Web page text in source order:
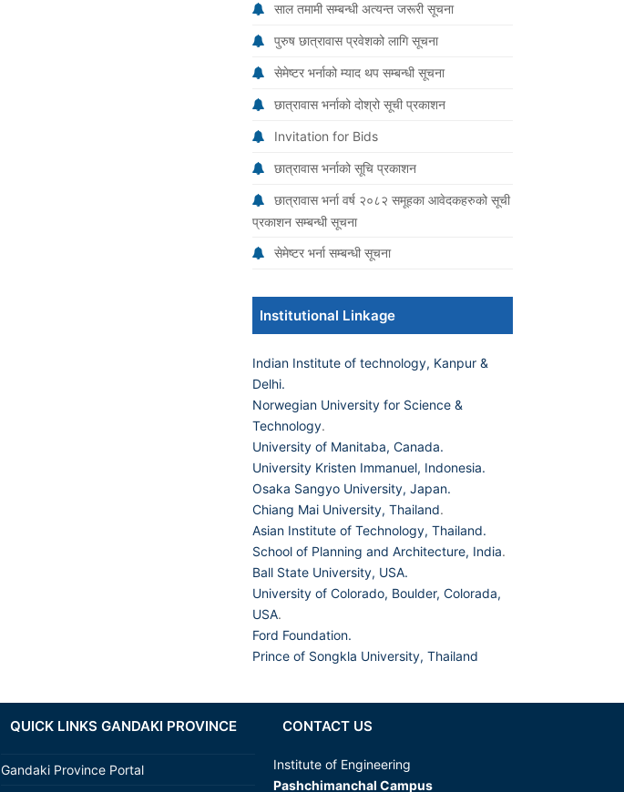
साल तमामी सम्बन्धी अत्यन्त जरूरी सूचना
पुरुष छात्रावास प्रवेशको लागि सूचना
सेमेष्टर भर्नाको म्याद थप सम्बन्धी सूचना
छात्रावास भर्नाको दोश्रो सूची प्रकाशन
Invitation for Bids
छात्रावास भर्नाको सूचि प्रकाशन
छात्रावास भर्ना वर्ष २०८२ समूहका आवेदकहरुको सूची
प्रकाशन सम्बन्धी सूचना
सेमेष्टर भर्ना सम्बन्धी सूचना
Institutional Linkage
Indian Institute of technology, Kanpur &
Delhi.
Norwegian University for Science &
Technology.
University of Manitaba, Canada.
University Kristen Immanuel, Indonesia.
Osaka Sangyo University, Japan.
Chiang Mai University, Thailand.
Asian Institute of Technology, Thailand.
School of Planning and Architecture, India.
Ball State University, USA.
University of Colorado, Boulder, Colorada,
USA.
Ford Foundation.
Prince of Songkla University, Thailand
QUICK LINKS GANDAKI PROVINCE
Gandaki Province Portal
CONTACT US
Institute of Engineering
Pashchimanchal Campus